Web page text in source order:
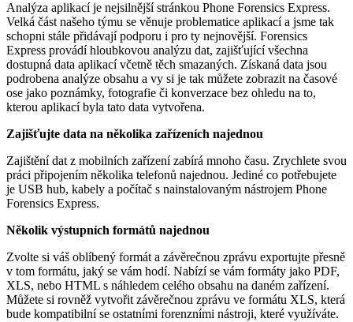
Analýza aplikací je nejsilnější stránkou Phone Forensics Express.
Velká část našeho týmu se věnuje problematice aplikací a jsme tak
schopni stále přidávají podporu i pro ty nejnovější. Forensics
Express provádí hloubkovou analýzu dat, zajišťující všechna
dostupná data aplikací včetně těch smazaných. Získaná data jsou
podrobena analýze obsahu a vy si je tak můžete zobrazit na časové
ose jako poznámky, fotografie či konverzace bez ohledu na to,
kterou aplikací byla tato data vytvořena.
Zajišťujte data na několika zařízeních najednou
Zajištění dat z mobilních zařízení zabírá mnoho času. Zrychlete svou
práci připojením několika telefonů najednou. Jediné co potřebujete
je USB hub, kabely a počítač s nainstalovaným nástrojem Phone
Forensics Express.
Několik výstupních formátů najednou
Zvolte si váš oblíbený formát a závěrečnou zprávu exportujte přesně
v tom formátu, jaký se vám hodí. Nabízí se vám formáty jako PDF,
XLS, nebo HTML s náhledem celého obsahu na daném zařízení.
Můžete si rovněž vytvořit závěrečnou zprávu ve formátu XLS, která
bude kompatibilní se ostatními forenzními nástroji, které využíváte.